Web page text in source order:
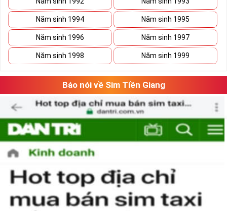
số 5 tạo nên là tổng hòa của ý nghĩa và hình thức, con số 5 gồm cả
những nét gãy và nét cong như cuộc sống có
lúcthănglúctrầmnhưng họ sẽ tìm thấy con đường phát triển vững
bền của mình.
Tại sao nên sở hữu sim ngũ quý 5?
Năm sinh 1994 Năm sinh 1995
Năm sinh 1996 Năm sinh 1997
Năm sinh 1998 Năm sinh 1999
Báo nói về Sim Tiền Giang